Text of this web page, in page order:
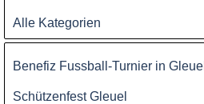
Alle Kategorien
Benefiz Fussball-Turnier in Gleuel
Schützenfest Gleuel